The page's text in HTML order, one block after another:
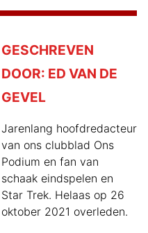
GESCHREVEN
DOOR: ED VAN DE
GEVEL
Jarenlang hoofdredacteur
van ons clubblad Ons
Podium en fan van
schaak eindspelen en
Star Trek. Helaas op 26
oktober 2021 overleden.